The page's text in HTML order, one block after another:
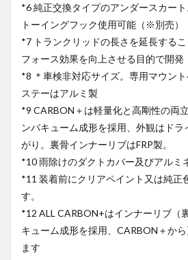
*6 純正交換タイプのアンダースカー
トーイングフック使用可能（※別売）
*7 トランクリッドの長さを延長する
フォース効果を向上させる目的で開発
*8 ＊車検非対応サイズ。専用マウン
ステーはアルミ製
*9 CARBON＋は軽量化と高剛性の両
ンバキューム成形を採用、外観はドラ
がり。裏骨インナーリブはFRP製。
*10 雨除けのダクトカバー及びアルミ
*11 装着前にクリアペイント又は純正
す。
*12 ALL CARBON+はインナーリブ（
キューム成形を採用、CARBON＋か
ます